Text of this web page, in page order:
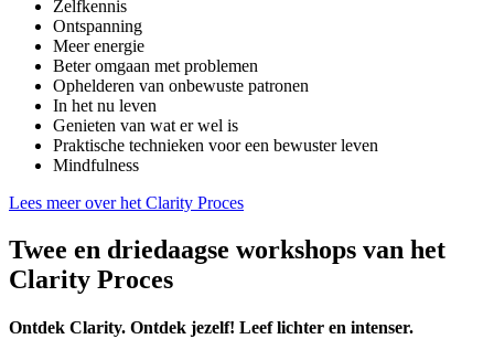
Zelfkennis
Ontspanning
Meer energie
Beter omgaan met problemen
Ophelderen van onbewuste patronen
In het nu leven
Genieten van wat er wel is
Praktische technieken voor een bewuster leven
Mindfulness
Lees meer over het Clarity Proces
Twee en driedaagse workshops van het
Clarity Proces
Ontdek Clarity. Ontdek jezelf! Leef lichter en intenser.